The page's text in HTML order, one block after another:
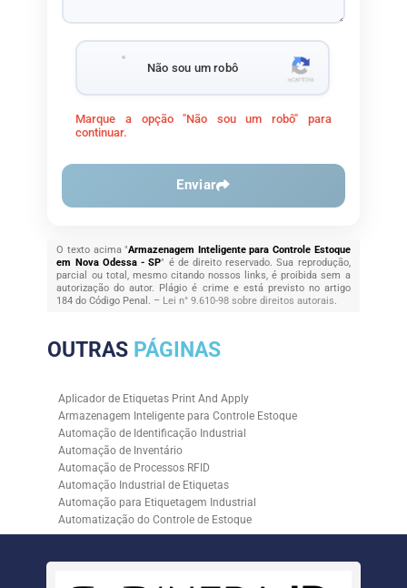
Não sou um robô
Marque a opção "Não sou um robô" para
continuar.
Enviar
O texto acima "Armazenagem Inteligente para Controle Estoque
em Nova Odessa - SP" é de direito reservado. Sua reprodução,
parcial ou total, mesmo citando nossos links, é proibida sem a
autorização do autor. Plágio é crime e está previsto no artigo
184 do Código Penal. – Lei n° 9.610-98 sobre direitos autorais.
OUTRAS PÁGINAS
Aplicador de Etiquetas Print And Apply
Armazenagem Inteligente para Controle Estoque
Automação de Identificação Industrial
Automação de Inventário
Automação de Processos RFID
Automação Industrial de Etiquetas
Automação para Etiquetagem Industrial
Automatização do Controle de Estoque
Controle de Estoque com RFID